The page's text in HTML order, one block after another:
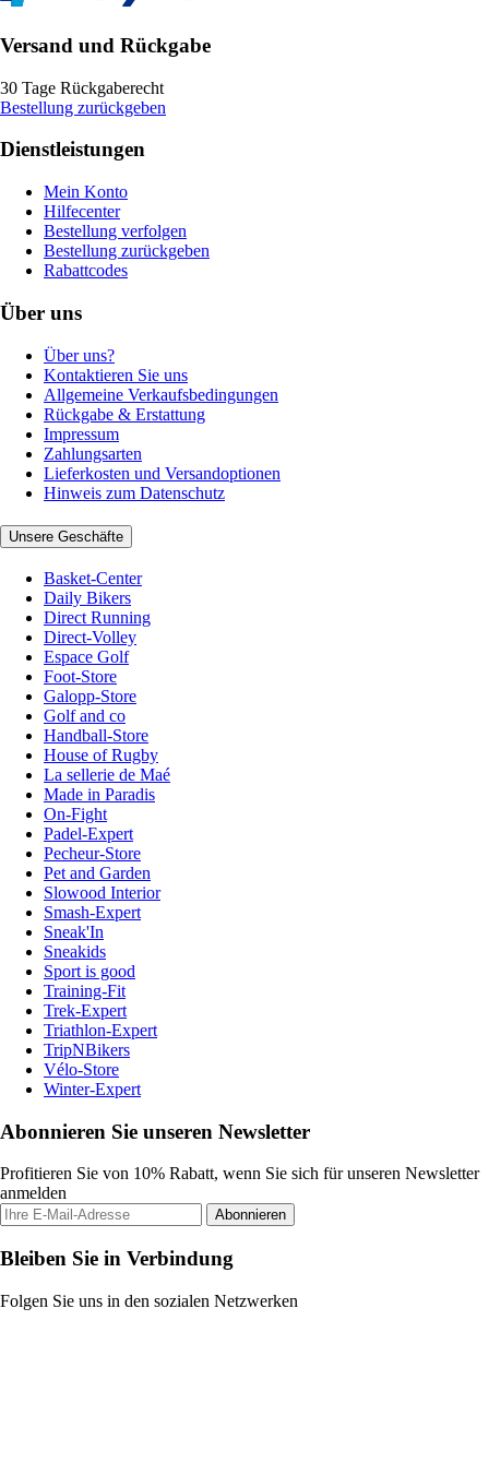
Versand und Rückgabe
30 Tage Rückgaberecht
Bestellung zurückgeben
Dienstleistungen
Mein Konto
Hilfecenter
Bestellung verfolgen
Bestellung zurückgeben
Rabattcodes
Über uns
Über uns?
Kontaktieren Sie uns
Allgemeine Verkaufsbedingungen
Rückgabe & Erstattung
Impressum
Zahlungsarten
Lieferkosten und Versandoptionen
Hinweis zum Datenschutz
Unsere Geschäfte
Basket-Center
Daily Bikers
Direct Running
Direct-Volley
Espace Golf
Foot-Store
Galopp-Store
Golf and co
Handball-Store
House of Rugby
La sellerie de Maé
Made in Paradis
On-Fight
Padel-Expert
Pecheur-Store
Pet and Garden
Slowood Interior
Smash-Expert
Sneak'In
Sneakids
Sport is good
Training-Fit
Trek-Expert
Triathlon-Expert
TripNBikers
Vélo-Store
Winter-Expert
Abonnieren Sie unseren Newsletter
Profitieren Sie von 10% Rabatt, wenn Sie sich für unseren Newsletter
anmelden
Abonnieren
Bleiben Sie in Verbindung
Folgen Sie uns in den sozialen Netzwerken